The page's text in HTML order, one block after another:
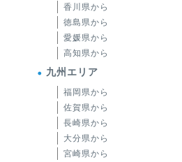
香川県から
徳島県から
愛媛県から
高知県から
九州エリア
福岡県から
佐賀県から
長崎県から
大分県から
宮崎県から